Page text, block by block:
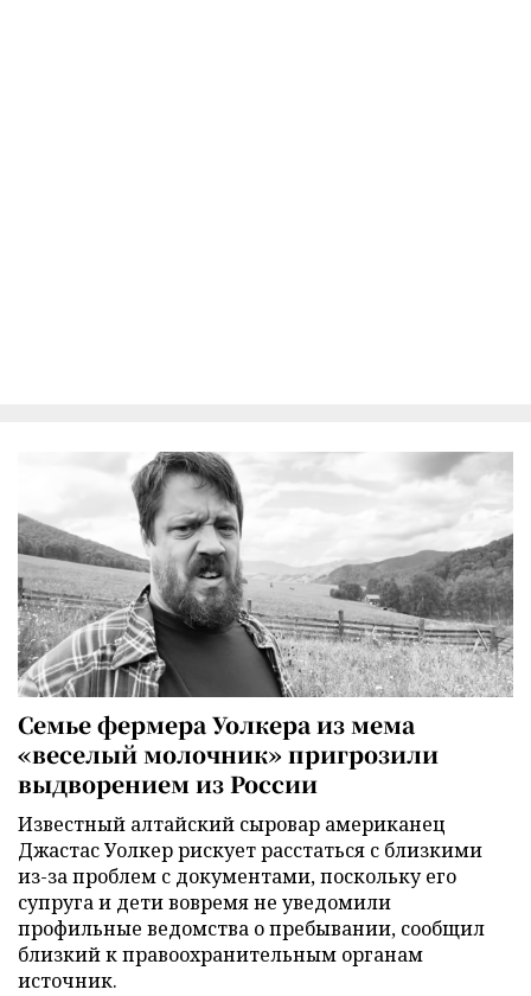
Семье фермера Уолкера из мема
«веселый молочник» пригрозили
выдворением из России
Известный алтайский сыровар американец
Джастас Уолкер рискует расстаться с близкими
из-за проблем с документами, поскольку его
супруга и дети вовремя не уведомили
профильные ведомства о пребывании, сообщил
близкий к правоохранительным органам
источник.